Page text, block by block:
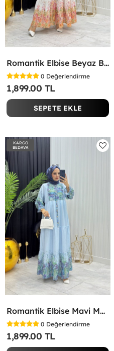
Romantik Elbise Beyaz Beyaz
0 Değerlendirme
1,899.00 TL
SEPETE EKLE
KARGO
BEDAVA
Romantik Elbise Mavi Mavi
0 Değerlendirme
1,899.00 TL